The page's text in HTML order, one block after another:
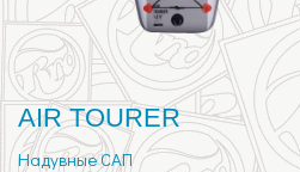
AIR TOURER
Надувные САП